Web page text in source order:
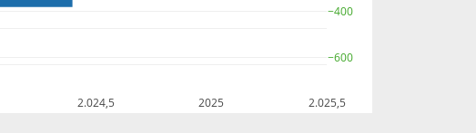
2.024,5 2025 2.025,5
−600
−400